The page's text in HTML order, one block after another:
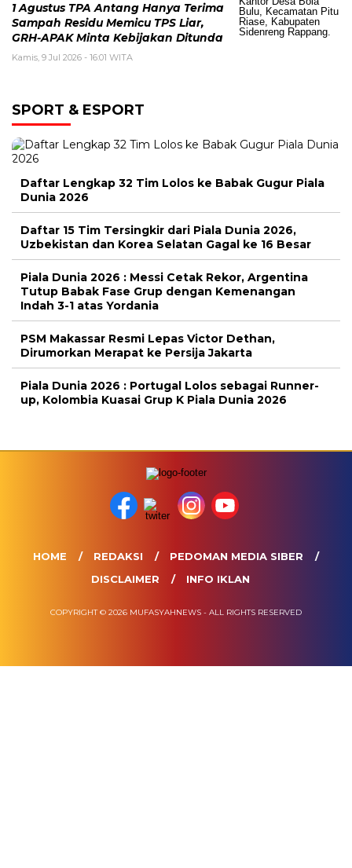
1 Agustus TPA Antang Hanya Terima
Sampah Residu Memicu TPS Liar,
GRH-APAK Minta Kebijakan Ditunda
Kamis, 9 Jul 2026 - 16:01 WITA
SPORT & ESPORT
Daftar Lengkap 32 Tim Lolos ke Babak Gugur Piala
Dunia 2026
Daftar 15 Tim Tersingkir dari Piala Dunia 2026,
Uzbekistan dan Korea Selatan Gagal ke 16 Besar
Piala Dunia 2026 : Messi Cetak Rekor, Argentina
Tutup Babak Fase Grup dengan Kemenangan
Indah 3-1 atas Yordania
PSM Makassar Resmi Lepas Victor Dethan,
Dirumorkan Merapat ke Persija Jakarta
Piala Dunia 2026 : Portugal Lolos sebagai Runner-
up, Kolombia Kuasai Grup K Piala Dunia 2026
HOME REDAKSI
PEDOMAN MEDIA SIBER
DISCLAIMER
INFO IKLAN
COPYRIGHT © 2026 MUFASYAHNEWS - ALL RIGHTS RESERVED